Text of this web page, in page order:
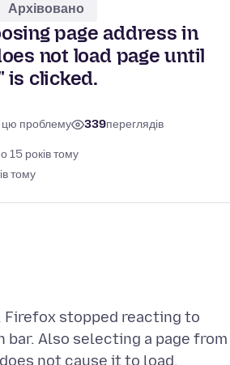
Архівовано
page address in
not load page until
is clicked.
проблему 339переглядів
15 років тому
тому
Firefox stopped reacting to
bar. Also selecting a page from
not cause it to load.